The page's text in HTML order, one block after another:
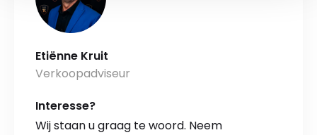
Etiënne Kruit
Verkoopadviseur
Interesse?
Wij staan u graag te woord. Neem